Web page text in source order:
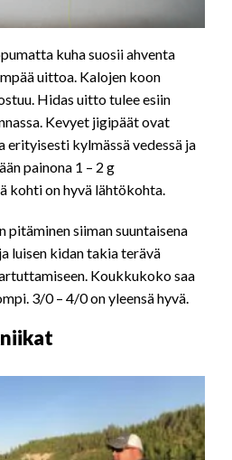
kuha suosii ahventa
uittoa. Kalojen koon
Hidas uitto tulee esiin
Kevyet jigipäät ovat
kylmässä vedessä ja
painona 1 – 2 g
kohti on hyvä lähtökohta.
pitäminen siiman suuntaisena
luisen kidan takia terävä
Koukkukoko saa
3/0 – 4/0 on yleensä hyvä.